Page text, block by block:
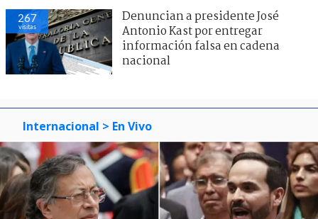
267
visitas
Denuncian a presidente José
Antonio Kast por entregar
información falsa en cadena
nacional
Internacional > En Vivo